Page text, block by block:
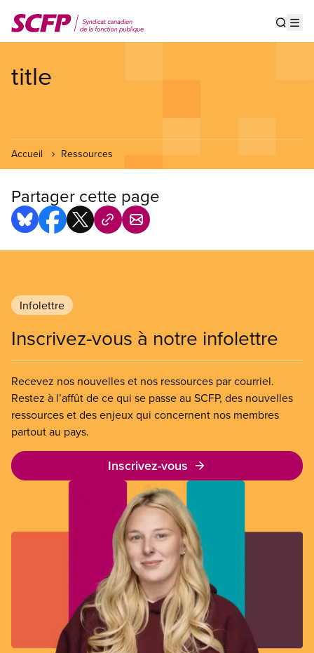
au
contenu
title
Accueil Ressources
Partager cette page
Infolettre
Inscrivez-vous à notre infolettre
Recevez nos nouvelles et nos ressources par courriel.
Restez à l’affût de ce qui se passe au SCFP, des nouvelles
ressources et des enjeux qui concernent nos membres
partout au pays.
Inscrivez-vous